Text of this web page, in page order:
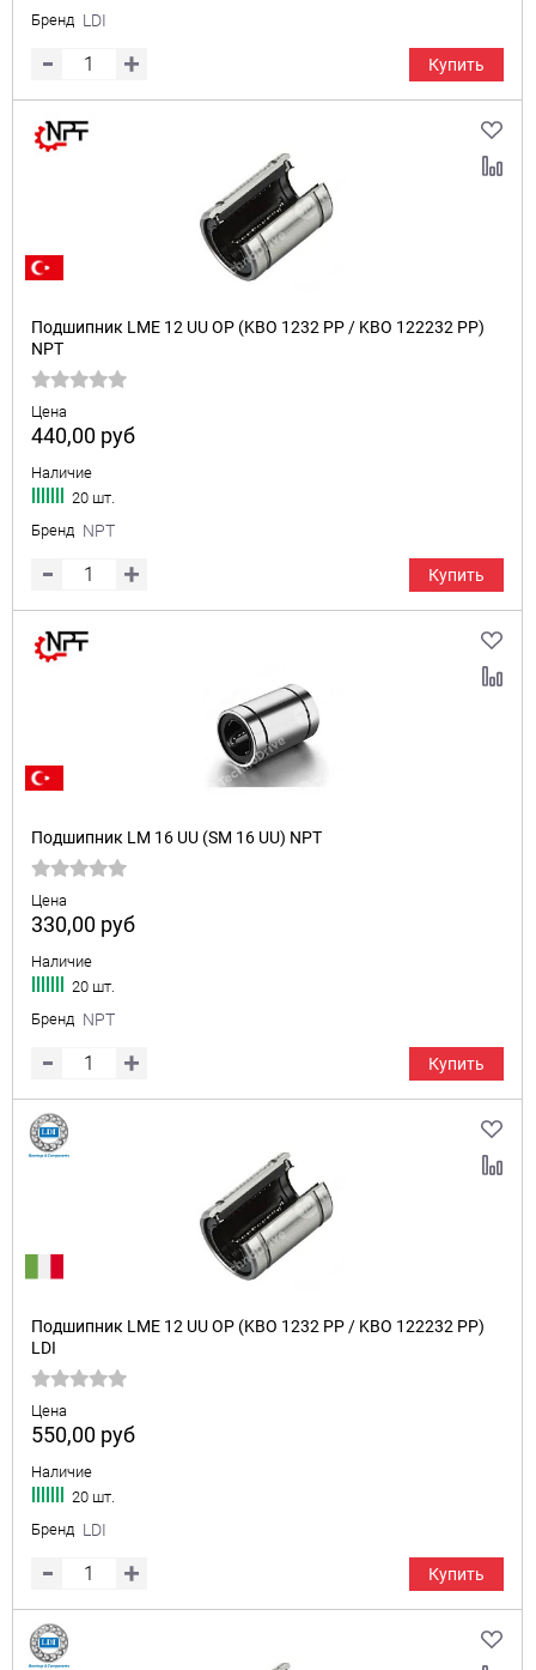
Бренд LDI
Купить
Подшипник LME 12 UU OP (KBO 1232 PP / KBO 122232 PP)
NPT
Цена
440,00 руб
Наличие
20 шт.
Бренд NPT
Купить
Подшипник LM 16 UU (SM 16 UU) NPT
Цена
330,00 руб
Наличие
20 шт.
Бренд NPT
Купить
Подшипник LME 12 UU OP (KBO 1232 PP / KBO 122232 PP)
LDI
Цена
550,00 руб
Наличие
20 шт.
Бренд LDI
Купить